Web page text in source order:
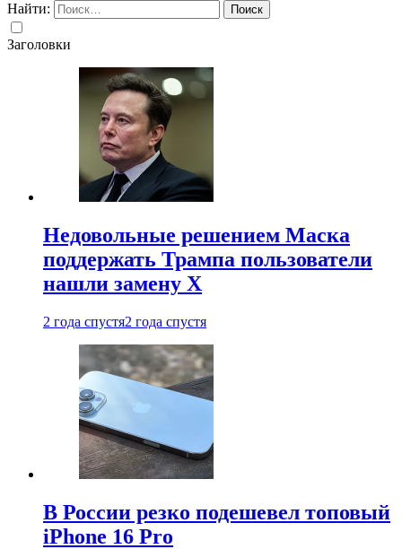
Найти:
Заголовки
Недовольные решением Маска
поддержать Трампа пользователи
нашли замену X
2 года спустя2 года спустя
В России резко подешевел топовый
iPhone 16 Pro